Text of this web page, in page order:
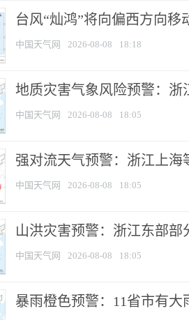
台风“灿鸿”将向偏西方向移
中国天气网 2026-08-08 18:18
地质灾害气象风险预警：
中国天气网 2026-08-08 18:05
强对流天气预警：浙江上海
中国天气网 2026-08-08 18:05
山洪灾害预警：浙江东部
中国天气网 2026-08-08 18:05
暴雨橙色预警：11省市有